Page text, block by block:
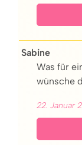
Sabine
Was für
wünsche
22. Januar